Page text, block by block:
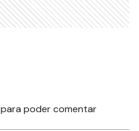
para poder comentar